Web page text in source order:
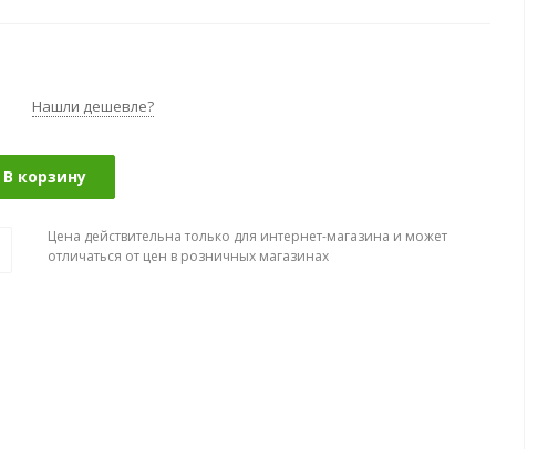
Нашли дешевле?
В корзину
Цена действительна только для интернет-магазина и может
отличаться от цен в розничных магазинах